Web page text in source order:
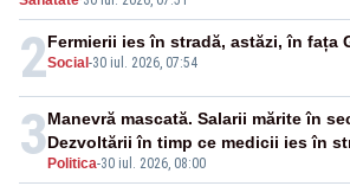
2Social -30 iul. 2026, 07:54
Fermierii ies în stradă, astăzi, în fața
3 Politica-30 iul. 2026, 08:00
Manevră mascată. Salarii mărite în
Dezvoltării în timp ce medicii ies în